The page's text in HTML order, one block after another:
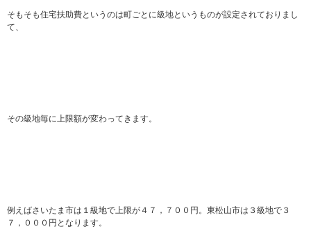
そもそも住宅扶助費というのは町ごとに級地というものが設定されておりまし
て、
その級地毎に上限額が変わってきます。
例えばさいたま市は１級地で上限が４７，７００円。東松山市は３級地で３
７，０００円となります。